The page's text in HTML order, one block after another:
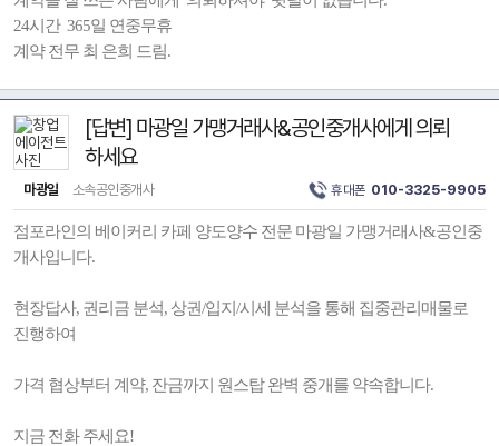
24시간 365일 연중무휴
계약 전무 최 은희 드림.
[답변] 마광일 가맹거래사&공인중개사에게 의뢰
하세요
마광일 소속공인중개사 휴대폰 010-3325-9905
점포라인의 베이커리 카페 양도양수 전문 마광일 가맹거래사&공인중
개사입니다.
현장답사, 권리금 분석, 상권/입지/시세 분석을 통해 집중관리매물로
진행하여
가격 협상부터 계약, 잔금까지 원스탑 완벽 중개를 약속합니다.
지금 전화 주세요!